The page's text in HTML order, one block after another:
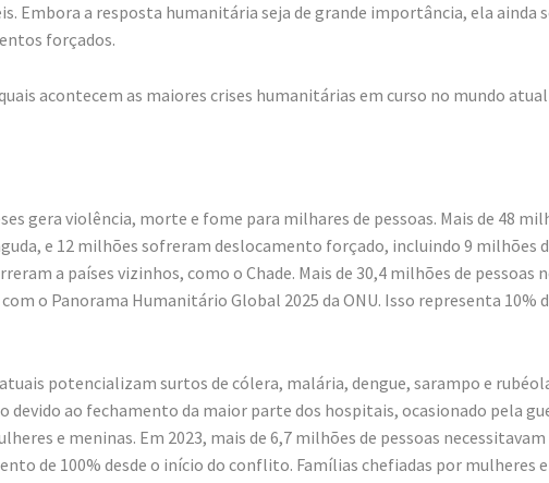
Embora a resposta humanitária seja de grande importância, ela ainda
forçados.
acontecem as maiores crises humanitárias em curso no mundo
gera violência, morte e fome para milhares de pessoas. Mais de 48
e 12 milhões sofreram deslocamento forçado, incluindo 9 milhões
a países vizinhos, como o Chade. Mais de 30,4 milhões de pessoas
o Panorama Humanitário Global 2025 da ONU. Isso representa 10%
potencializam surtos de cólera, malária, dengue, sarampo e
ao fechamento da maior parte dos hospitais, ocasionado pela
e meninas. Em 2023, mais de 6,7 milhões de pessoas
de 100% desde o início do conflito. Famílias chefiadas por mulheres